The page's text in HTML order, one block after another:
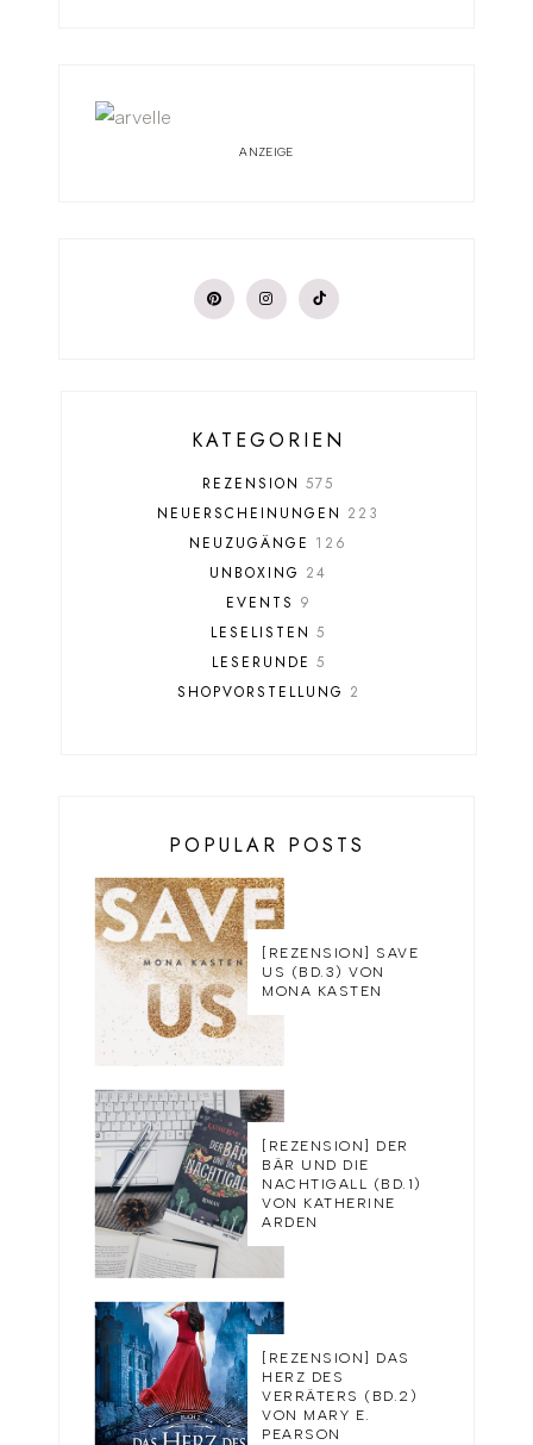
ANZEIGE
KATEGORIEN
REZENSION 575
NEUERSCHEINUNGEN 223
NEUZUGÄNGE 126
UNBOXING 24
EVENTS 9
LESELISTEN 5
LESERUNDE 5
SHOPVORSTELLUNG 2
POPULAR POSTS
[REZENSION] SAVE
US (BD.3) VON
MONA KASTEN
[REZENSION] DER
BÄR UND DIE
NACHTIGALL (BD.1)
VON KATHERINE
ARDEN
[REZENSION] DAS
HERZ DES
VERRÄTERS (BD.2)
VON MARY E.
PEARSON